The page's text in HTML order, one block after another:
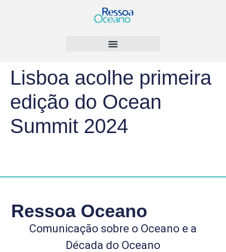
Lisboa acolhe primeira
edição do Ocean
Summit 2024
Ressoa Oceano
Comunicação sobre o Oceano e a
Década do Oceano